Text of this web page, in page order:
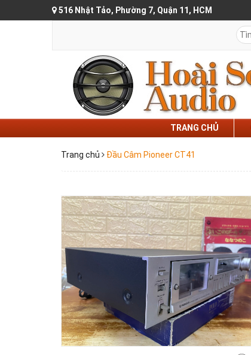
516 Nhật Tảo, Phường 7, Quận 11, HCM
TRANG CHỦ
Trang chủ Đầu Câm Pioneer CT41